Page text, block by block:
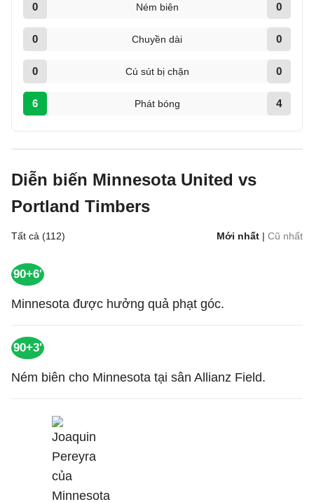
0 Ném biên 0
0 Chuyền dài 0
0 Cú sút bị chặn 0
6 Phát bóng 4
Diễn biến Minnesota United vs
Portland Timbers
Tất cả (112) Mới nhất | Cũ nhất
90+6'
Minnesota được hưởng quả phạt góc.
90+3'
Ném biên cho Minnesota tại sân Allianz Field.